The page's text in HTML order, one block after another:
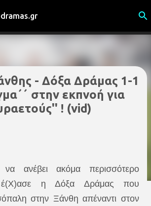
στο κύριο περιεχόμενο
- Δόξα Δράμας 1-1
στην εκπνοή για
! (vid)
να ανέβει ακόμα περισσότερο
έ(Χ)ασε η Δόξα Δράμας που
στην Ξάνθη απέναντι στον